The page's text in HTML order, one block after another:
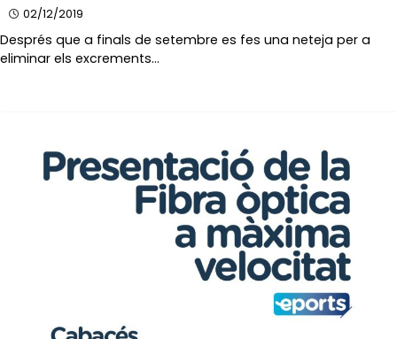
02/12/2019
Després que a finals de setembre es fes una neteja per a
eliminar els excrements…